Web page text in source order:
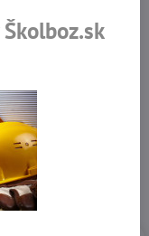
výrobky
ceny